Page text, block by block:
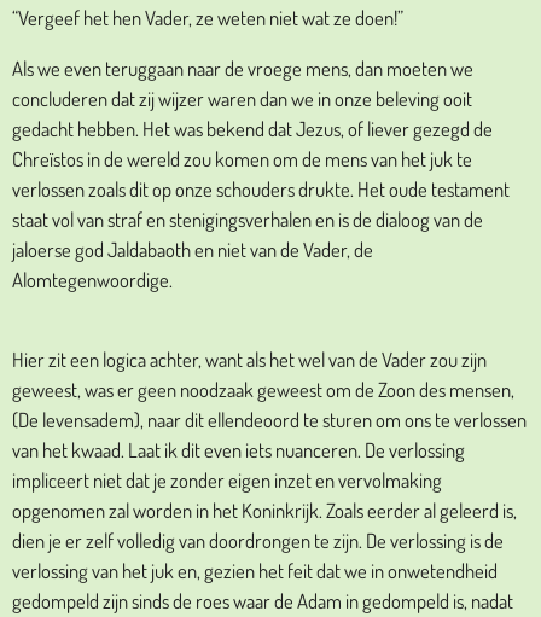
“Vergeef het hen Vader, ze weten niet wat ze doen!”
Als we even teruggaan naar de vroege mens, dan moeten we
concluderen dat zij wijzer waren dan we in onze beleving ooit
gedacht hebben. Het was bekend dat Jezus, of liever gezegd de
Chreïstos in de wereld zou komen om de mens van het juk te
verlossen zoals dit op onze schouders drukte. Het oude testament
staat vol van straf en stenigingsverhalen en is de dialoog van de
jaloerse god Jaldabaoth en niet van de Vader, de
Alomtegenwoordige.
Hier zit een logica achter, want als het wel van de Vader zou zijn
geweest, was er geen noodzaak geweest om de Zoon des mensen,
(De levensadem), naar dit ellendeoord te sturen om ons te verlossen
van het kwaad. Laat ik dit even iets nuanceren. De verlossing
impliceert niet dat je zonder eigen inzet en vervolmaking
opgenomen zal worden in het Koninkrijk. Zoals eerder al geleerd is,
dien je er zelf volledig van doordrongen te zijn. De verlossing is de
verlossing van het juk en, gezien het feit dat we in onwetendheid
gedompeld zijn sinds de roes waar de Adam in gedompeld is, nadat